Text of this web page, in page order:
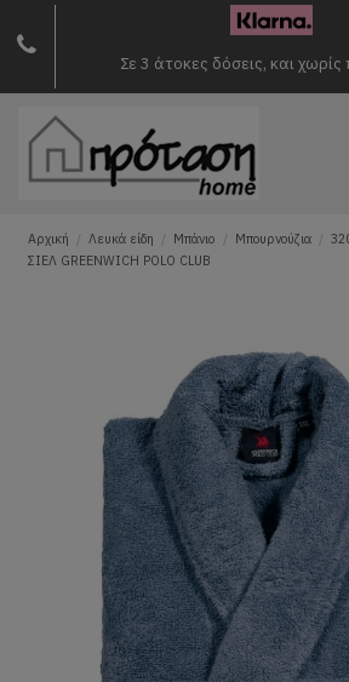
Σε 3 άτοκες δόσεις, και χωρίς
Αρχική Λευκά είδη Μπάνιο Μπουρνούζια
ΣΙΕΛ GREENWICH POLO CLUB